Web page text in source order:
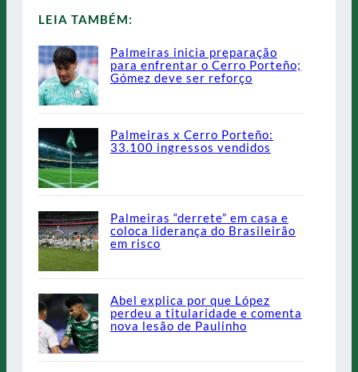
LEIA TAMBÉM:
Palmeiras inicia preparação
para enfrentar o Cerro Porteño;
Gómez deve ser reforço
Palmeiras x Cerro Porteño:
33.100 ingressos vendidos
Palmeiras “derrete” em casa e
coloca liderança do Brasileirão
em risco
Abel explica por que López
perdeu a titularidade e comenta
nova lesão de Paulinho